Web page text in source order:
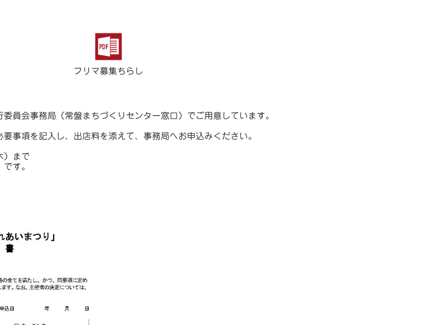
フリマ募集ちらし
員会事務局（常盤まちづくりセンター窓口）でご用意しています。
事項を記入し、出店料を添えて、事務局へお申込みください。
）まで
す。